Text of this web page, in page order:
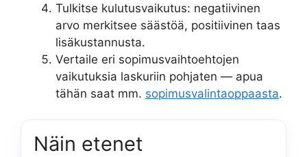
Tulkitse kulutusvaikutus: negatiivinen
arvo merkitsee säästöä, positiivinen taas
lisäkustannusta.
Vertaile eri sopimusvaihtoehtojen
vaikutuksia laskuriin pohjaten — apua
tähän saat mm. sopimusvalintaoppaasta.
Näin etenet